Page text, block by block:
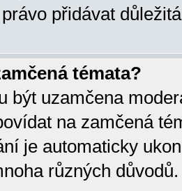
přidávat
témata?
být uzamčena
na zamčená
je automaticky
různých důvodů.